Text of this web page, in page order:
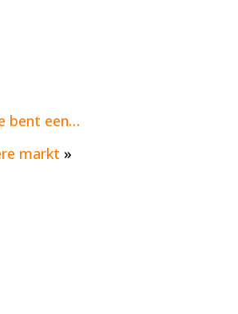
bent een…
markt »